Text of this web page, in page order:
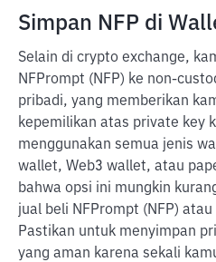
Simpan NFP di
Selain di crypto exchange,
NFPrompt (NFP) ke non-
pribadi, yang memberikan
kepemilikan atas private key
menggunakan semua jenis
wallet, Web3 wallet, atau
bahwa opsi ini mungkin
jual beli NFPrompt (NFP)
Pastikan untuk menyimpan
yang aman karena sekali